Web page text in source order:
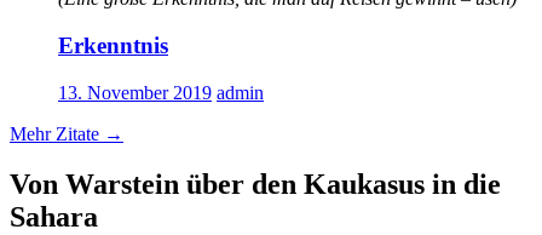
Erkenntnis
13. November 2019 admin
Mehr Zitate →
Von Warstein über den Kaukasus in die
Sahara